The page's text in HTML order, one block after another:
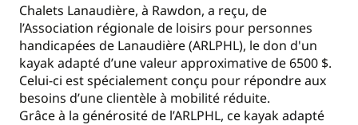
Chalets Lanaudière, à Rawdon, a reçu, de
l’Association régionale de loisirs pour personnes
handicapées de Lanaudière (ARLPHL), le don d'un
kayak adapté d’une valeur approximative de 6500 $.
Celui-ci est spécialement conçu pour répondre aux
besoins d’une clientèle à mobilité réduite.
Grâce à la générosité de l’ARLPHL, ce kayak adapté